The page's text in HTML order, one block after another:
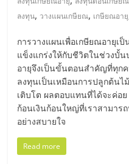
มอี
ไทย,
SMEs,
แฟ
รน
ลงทุน, วางแผนเกษียณ, เกษียณอายุ
การวางแผนเพื่อเกษียณอายุเ
แข็งแกร่งให้กับชีวิตในช่วงบั้
อายุจึงเป็นขั้นตอนสำคัญที่ทุก
ลงทุนเป็นเหมือนการปลูกต้นไ
เติบโต ผลตอบแทนที่ได้จะค่อ
ก้อนเงินก้อนใหญ่ที่เราสามาร
อย่างสบายใจ
Read more